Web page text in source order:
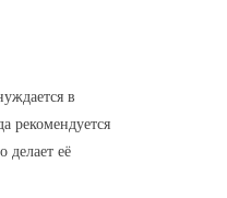
в
рекомендуется
делает её